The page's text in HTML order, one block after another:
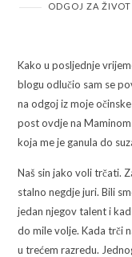
ODGOJ ZA ŽIVOT
Kako u posljednje
blogu odlučio sam se
na odgoj iz moje
post ovdje na
koja me je ganula do
Naš sin jako voli trčati.
stalno negdje juri. Bili
jedan njegov talent i
do mile volje. Kada trči
u trećem razredu.